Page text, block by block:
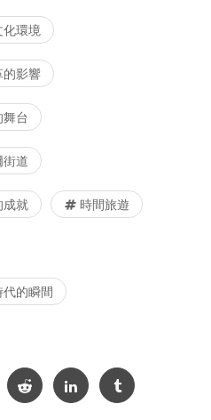
環境
影響
台
道
就 時間旅遊
的瞬間